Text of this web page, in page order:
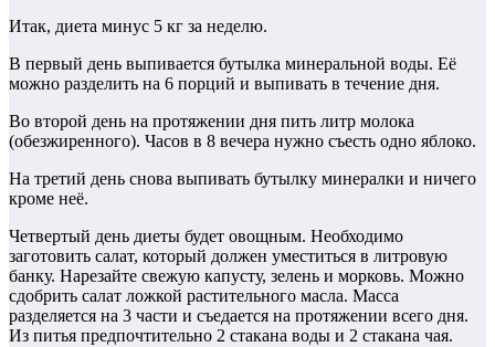
Итак, диета минус 5 кг за неделю.
В первый день выпивается бутылка минеральной воды. Её
можно разделить на 6 порций и выпивать в течение дня.
Во второй день на протяжении дня пить литр молока
(обезжиренного). Часов в 8 вечера нужно съесть одно яблоко.
На третий день снова выпивать бутылку минералки и ничего
кроме неё.
Четвертый день диеты будет овощным. Необходимо
заготовить салат, который должен уместиться в литровую
банку. Нарезайте свежую капусту, зелень и морковь. Можно
сдобрить салат ложкой растительного масла. Масса
разделяется на 3 части и съедается на протяжении всего дня.
Из питья предпочтительно 2 стакана воды и 2 стакана чая.